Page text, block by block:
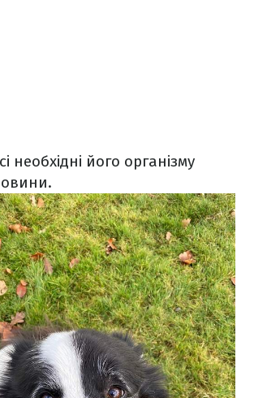
необхідні його організму